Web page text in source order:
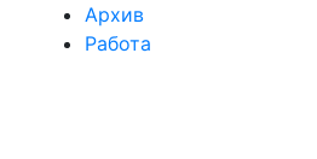
Архив
Работа